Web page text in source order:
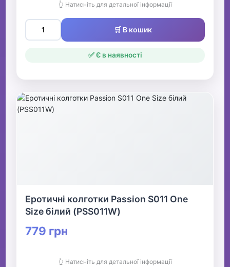
👆 Натисніть для детальної інформації
🛒 В кошик
✅ Є в наявності
Еротичні колготки Passion S011 One
Size білий (PSS011W)
779 грн
👆 Натисніть для детальної інформації